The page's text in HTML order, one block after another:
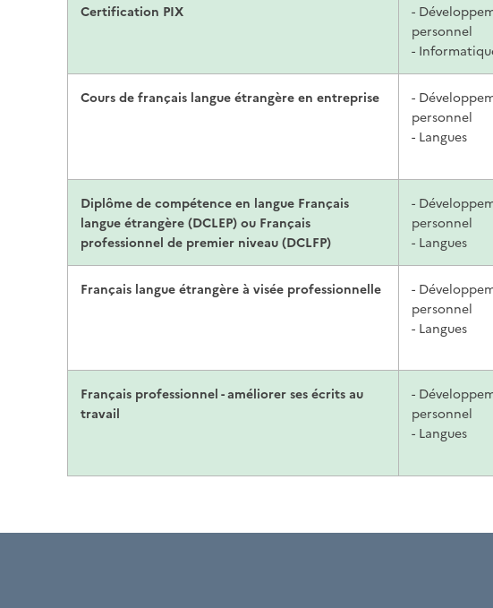
Certification PIX
-
personnel
-
Cours de français langue étrangère en entreprise
-
personnel
- Langues
Diplôme de compétence en langue Français
langue étrangère (DCLEP) ou Français
professionnel de premier niveau (DCLFP)
-
personnel
- Langues
Français langue étrangère à visée professionnelle
-
personnel
- Langues
Français professionnel - améliorer ses écrits au
travail
-
personnel
- Langues